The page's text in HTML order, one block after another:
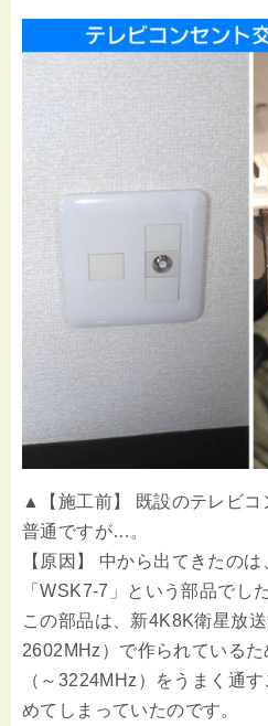
▲【施工前】 既設のテレビコ
普通ですが…。
【原因】 中から出てきたの
「WSK7-7」という部品でした
この部品は、新4K8K衛星放
2602MHz）で作られている
（～3224MHz）をうまく通
めてしまっていたのです。